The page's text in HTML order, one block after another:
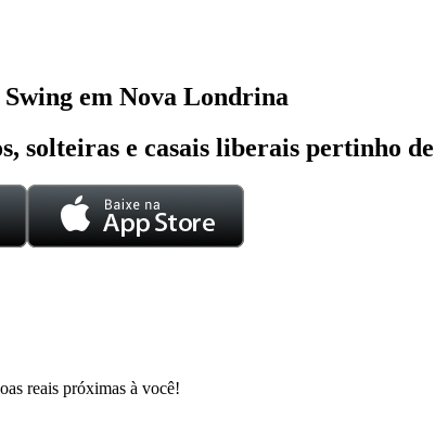
em Nova Londrina
solteiras e casais liberais pertinho
reais próximas à você!